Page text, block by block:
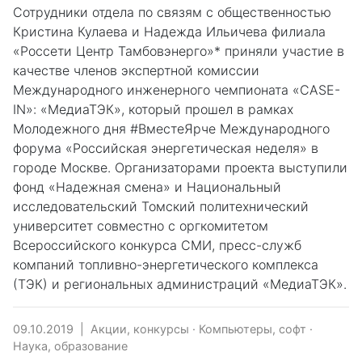
Сотрудники отдела по связям с общественностью
Кристина Кулаева и Надежда Ильичева филиала
«Россети Центр Тамбовэнерго»* приняли участие в
качестве членов экспертной комиссии
Международного инженерного чемпионата «CASE-
IN»: «МедиаТЭК», который прошел в рамках
Молодежного дня #ВместеЯрче Международного
форума «Российская энергетическая неделя» в
городе Москве. Организаторами проекта выступили
фонд «Надежная смена» и Национальный
исследовательский Томский политехнический
университет совместно с оргкомитетом
Всероссийского конкурса СМИ, пресс-служб
компаний топливно-энергетического комплекса
(ТЭК) и региональных администраций «МедиаТЭК».
09.10.2019 Акции, конкурсы · Компьютеры, софт ·
Наука, образование